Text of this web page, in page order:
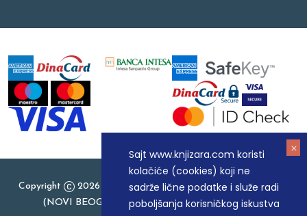
Sajt www.knjizara.com koristi
kolačiće (cookies) koji ne
sadrže lične podatke i služe radi
poboljšanja korisničkog iskustva
Copyright
2026 Knjizara.com - MAKART DOO BEOGRAD
(NOVI BEOGRAD), PIB: 105184104, MB: 20337524